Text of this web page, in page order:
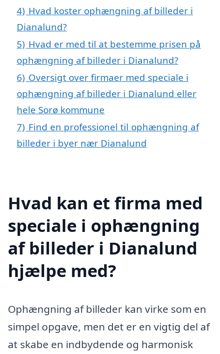
4) Hvad koster ophængning af billeder i
Dianalund?
5) Hvad er med til at bestemme prisen på
ophængning af billeder i Dianalund?
6) Oversigt over firmaer med speciale i
ophængning af billeder i Dianalund eller
hele Sorø kommune
7) Find en professionel til ophængning af
billeder i byer nær Dianalund
Hvad kan et firma med
speciale i ophængning
af billeder i Dianalund
hjælpe med?
Ophængning af billeder kan virke som en
simpel opgave, men det er en vigtig del af
at skabe en indbydende og harmonisk